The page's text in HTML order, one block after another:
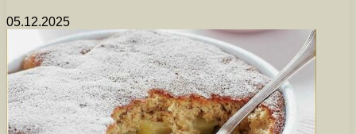
05.12.2025